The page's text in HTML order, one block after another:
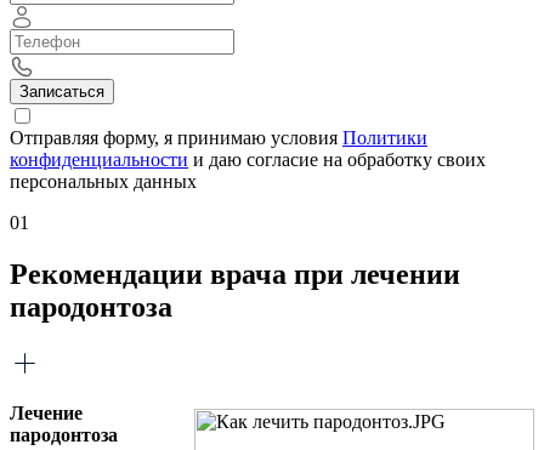
Записаться
Отправляя форму, я принимаю условия Политики
конфиденциальности и даю согласие на обработку своих
персональных данных
01
Рекомендации врача при лечении
пародонтоза
Лечение
пародонтоза